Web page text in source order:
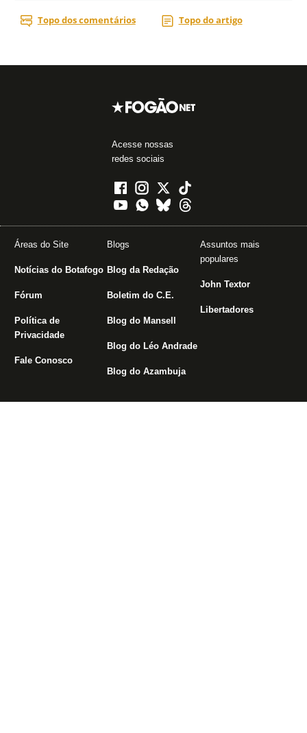
Acesse nossas
redes sociais
Áreas do Site
Notícias do Botafogo
Fórum
Política de
Privacidade
Fale Conosco
Blogs
Blog da Redação
Boletim do C.E.
Blog do Mansell
Blog do Léo Andrade
Blog do Azambuja
Assuntos mais
populares
John Textor
Libertadores